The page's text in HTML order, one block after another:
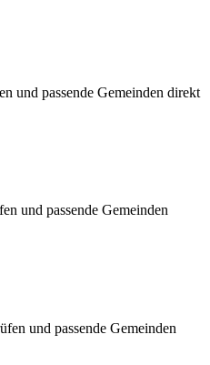
und passende Gemeinden direkt
und passende Gemeinden
und passende Gemeinden